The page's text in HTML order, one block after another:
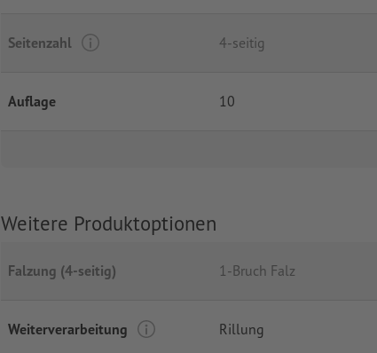
Seitenzahl 4-seitig
Auflage 10
Weitere Produktoptionen
Falzung (4-seitig) 1-Bruch Falz
Weiterverarbeitung Rillung